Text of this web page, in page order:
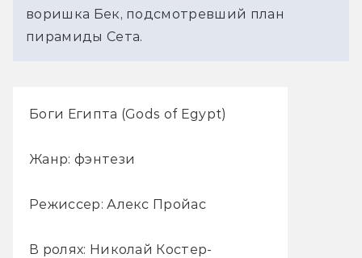
воришка Бек, подсмотревший план
пирамиды Сета.
Боги Египта (Gods of Egypt)
Жанр: фэнтези
Режиссер: Алекс Пройас
В ролях: Николай Костер-